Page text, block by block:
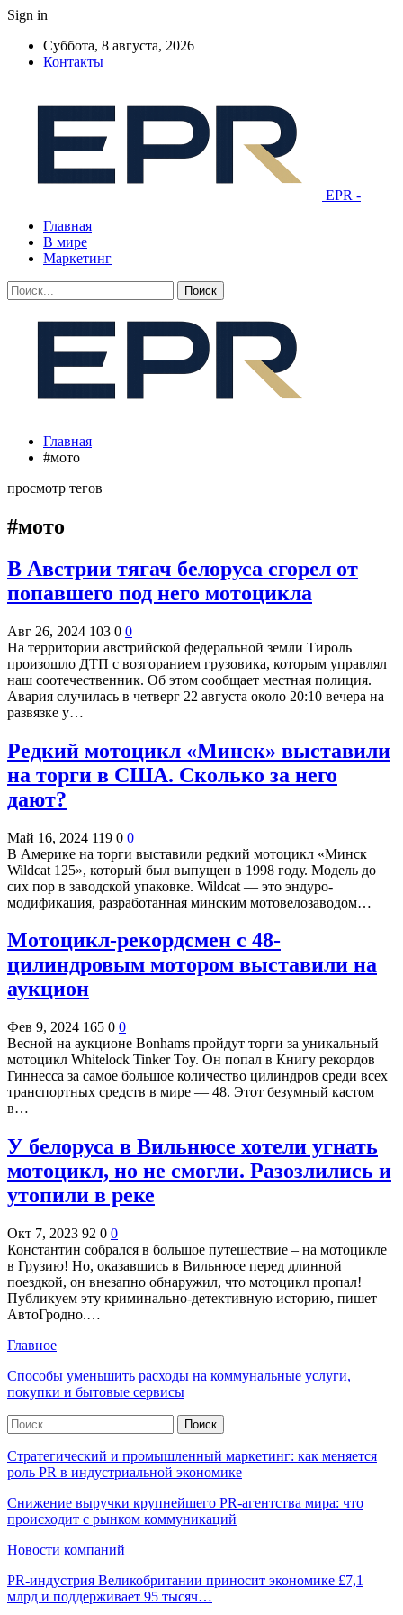
Sign in
Суббота, 8 августа, 2026
Контакты
EPR -
Главная
В мире
Маркетинг
Главная
#мото
просмотр тегов
#мото
В Австрии тягач белоруса сгорел от
попавшего под него мотоцикла
Авг 26, 2024 103 0 0
На территории австрийской федеральной земли Тироль
произошло ДТП с возгоранием грузовика, которым управлял
наш соотечественник. Об этом сообщает местная полиция.
Авария случилась в четверг 22 августа около 20:10 вечера на
развязке у…
Редкий мотоцикл «Минск» выставили
на торги в США. Сколько за него
дают?
Май 16, 2024 119 0 0
В Америке на торги выставили редкий мотоцикл «Минск
Wildcat 125», который был выпущен в 1998 году. Модель до
сих пор в заводской упаковке. Wildcat — это эндуро-
модификация, разработанная минским мотовелозаводом…
Мотоцикл-рекордсмен с 48-
цилиндровым мотором выставили на
аукцион
Фев 9, 2024 165 0 0
Весной на аукционе Bonhams пройдут торги за уникальный
мотоцикл Whitelock Tinker Toy. Он попал в Книгу рекордов
Гиннесса за самое большое количество цилиндров среди всех
транспортных средств в мире — 48. Этот безумный кастом
в…
У белоруса в Вильнюсе хотели угнать
мотоцикл, но не смогли. Разозлились и
утопили в реке
Окт 7, 2023 92 0 0
Константин собрался в большое путешествие – на мотоцикле
в Грузию! Но, оказавшись в Вильнюсе перед длинной
поездкой, он внезапно обнаружил, что мотоцикл пропал!
Публикуем эту криминально-детективную историю, пишет
АвтоГродно.…
Главное
Способы уменьшить расходы на коммунальные услуги,
покупки и бытовые сервисы
Стратегический и промышленный маркетинг: как меняется
роль PR в индустриальной экономике
Снижение выручки крупнейшего PR-агентства мира: что
происходит с рынком коммуникаций
Новости компаний
PR-индустрия Великобритании приносит экономике £7,1
млрд и поддерживает 95 тысяч…